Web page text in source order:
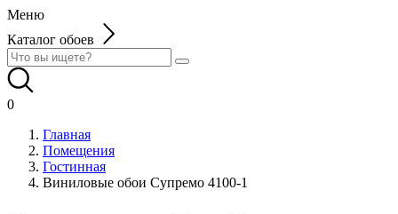
Меню
Каталог обоев
0
Главная
Помещения
Гостинная
Виниловые обои Супремо 4100-1